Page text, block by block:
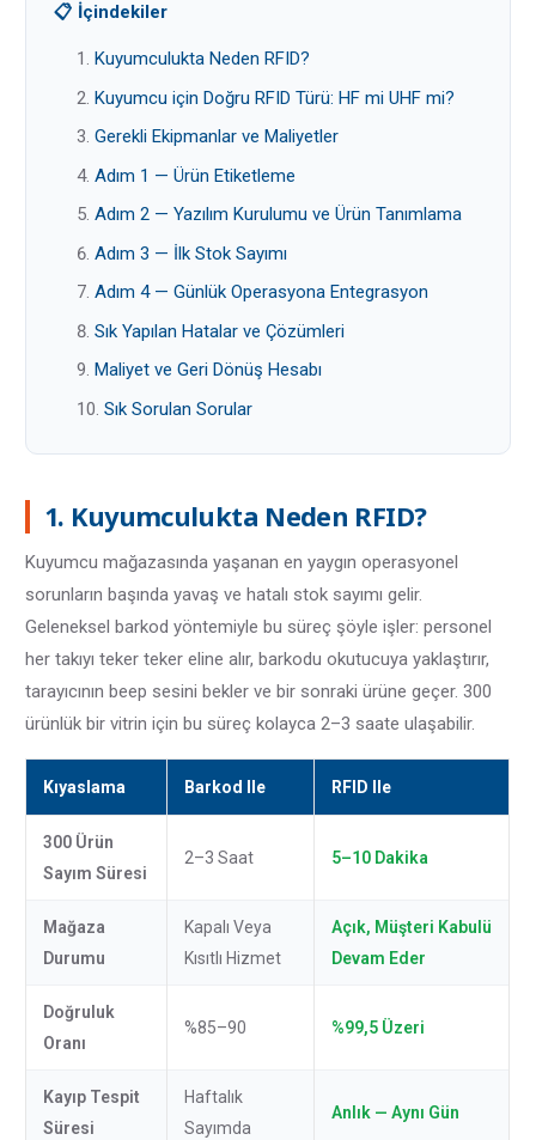
📋 İçindekiler
Kuyumculukta Neden RFID?
Kuyumcu için Doğru RFID Türü: HF mi UHF mi?
Gerekli Ekipmanlar ve Maliyetler
Adım 1 — Ürün Etiketleme
Adım 2 — Yazılım Kurulumu ve Ürün Tanımlama
Adım 3 — İlk Stok Sayımı
Adım 4 — Günlük Operasyona Entegrasyon
Sık Yapılan Hatalar ve Çözümleri
Maliyet ve Geri Dönüş Hesabı
Sık Sorulan Sorular
1. Kuyumculukta Neden RFID?
Kuyumcu mağazasında yaşanan en yaygın operasyonel
sorunların başında yavaş ve hatalı stok sayımı gelir.
Geleneksel barkod yöntemiyle bu süreç şöyle işler: personel
her takıyı teker teker eline alır, barkodu okutucuya yaklaştırır,
tarayıcının beep sesini bekler ve bir sonraki ürüne geçer. 300
ürünlük bir vitrin için bu süreç kolayca 2–3 saate ulaşabilir.
Kıyaslama Barkod Ile RFID Ile
300 Ürün
Sayım Süresi
2–3 Saat 5–10 Dakika
Mağaza
Durumu
Kapalı Veya
Kısıtlı Hizmet
Açık, Müşteri Kabulü
Devam Eder
Doğruluk
Oranı
%85–90 %99,5 Üzeri
Kayıp Tespit
Süresi
Haftalık
Sayımda
Anlık — Aynı Gün